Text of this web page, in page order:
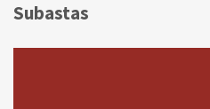
Subastas